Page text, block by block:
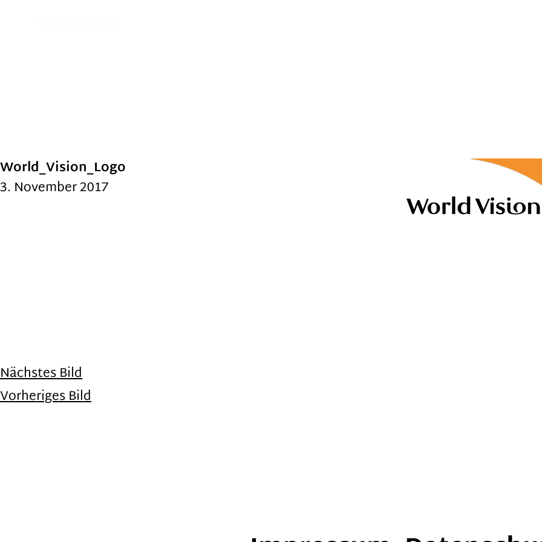
World_Vision_Logo
3. November 2017
Nächstes Bild
Vorheriges Bild